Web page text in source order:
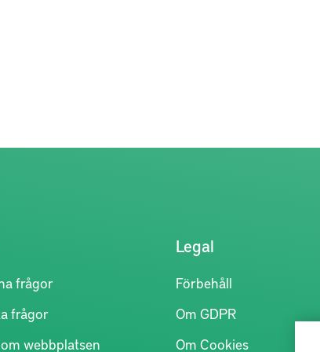
frågor
frågor
webbplatsen
Legal
Förbehåll
Om GDPR
Om Cookies